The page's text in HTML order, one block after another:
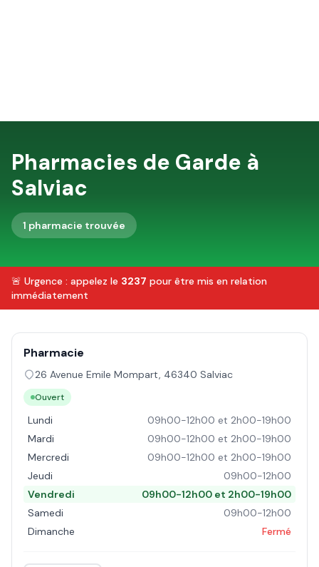
Pharmacies de Garde à
Salviac
1 pharmacie trouvée
🚨 Urgence : appelez le 3237 pour être mis en relation
immédiatement
Pharmacie
26 Avenue Emile Mompart, 46340 Salviac
Ouvert
Lundi
09h00-12h00 et 2h00-19h00
Mardi
09h00-12h00 et 2h00-19h00
Mercredi
09h00-12h00 et 2h00-19h00
Jeudi
09h00-12h00
Vendredi
09h00-12h00 et 2h00-19h00
Samedi
09h00-12h00
Dimanche
Fermé